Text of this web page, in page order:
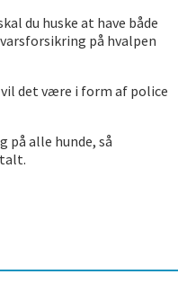
du huske at have både
på hvalpen
det være i form af police
på alle hunde, så